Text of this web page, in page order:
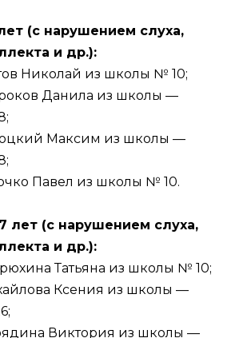
(с нарушением слуха,
и др.):
Николай из школы № 10;
Данила из школы —
Максим из школы —
Павел из школы № 10.
лет (с нарушением слуха,
и др.):
Татьяна из школы № 10;
Ксения из школы —
Виктория из школы —